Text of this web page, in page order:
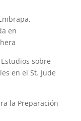
en
sobre
en el St. Jude
la Preparación